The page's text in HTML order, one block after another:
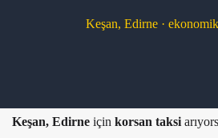
Keşan, Edirne ·
Keşan, Edirne için korsan taksi